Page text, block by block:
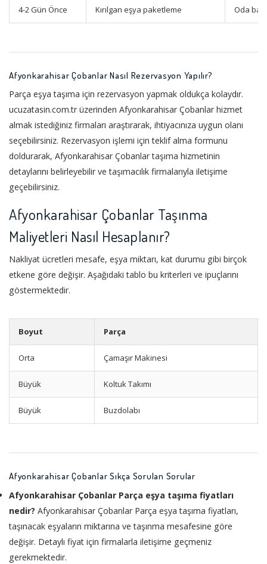
4-2 Gün Önce Kırılgan eşya paketleme Oda
Afyonkarahisar Çobanlar Nasıl Rezervasyon Yapılır?
Parça eşya taşıma için rezervasyon yapmak oldukça kolaydır.
ucuzatasin.com.tr üzerinden Afyonkarahisar Çobanlar hizmet
almak istediğiniz firmaları araştırarak, ihtiyacınıza uygun olanı
seçebilirsiniz. Rezervasyon işlemi için teklif alma formunu
doldurarak, Afyonkarahisar Çobanlar taşıma hizmetinin
detaylarını belirleyebilir ve taşımacılık firmalarıyla iletişime
geçebilirsiniz.
Afyonkarahisar Çobanlar Taşınma
Maliyetleri Nasıl Hesaplanır?
Nakliyat ücretleri mesafe, eşya miktarı, kat durumu gibi birçok
etkene göre değişir. Aşağıdaki tablo bu kriterleri ve ipuçlarını
göstermektedir.
Boyut Parça
Orta Çamaşır Makinesi
Büyük Koltuk Takımı
Büyük Buzdolabı
Afyonkarahisar Çobanlar Sıkça Sorulan Sorular
Afyonkarahisar Çobanlar Parça eşya taşıma fiyatları
nedir? Afyonkarahisar Çobanlar Parça eşya taşıma fiyatları,
taşınacak eşyaların miktarına ve taşınma mesafesine göre
değişir. Detaylı fiyat için firmalarla iletişime geçmeniz
gerekmektedir.